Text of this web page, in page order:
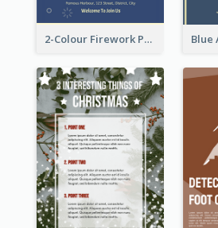
2-Colour Firework Performance With City Background